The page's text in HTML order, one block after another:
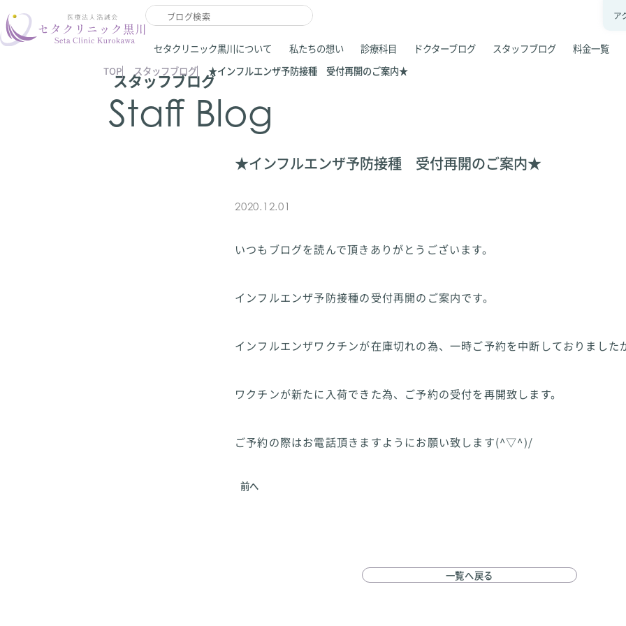
ア
セタクリニック黒川について 私たちの想い 診療科目 ドクターブログ スタッフブログ 料金一覧
スタッフブログ
Staff Blog
TOP スタッフブログ ★インフルエンザ予防接種 受付再開のご案内★
★インフルエンザ予防接種 受付再開のご案内★
2020.12.01
いつもブログを読んで頂きありがとうございます。
インフルエンザ予防接種の受付再開のご案内です。
インフルエンザワクチンが在庫切れの為、一時ご予約を中断しておりました
ワクチンが新たに入荷できた為、ご予約の受付を再開致します。
ご予約の際はお電話頂きますようにお願い致します(^▽^)/
前へ
一覧へ戻る